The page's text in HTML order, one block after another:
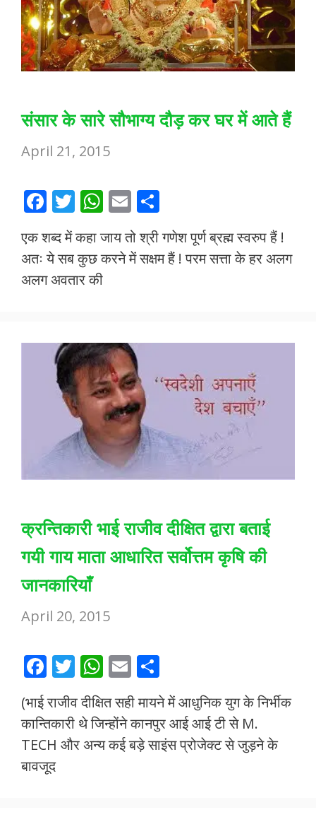
संसार के सारे सौभाग्य दौड़ कर घर में आते हैं
April 21, 2015
F
ac
e
b
o
k
T
itt
er
W
at
s
p
E
m
ai
l
h
ar
e
एक शब्द में कहा जाय तो श्री गणेश पूर्ण ब्रह्म स्वरुप हैं !
अतः ये सब कुछ करने में सक्षम हैं ! परम सत्ता के हर अलग
अलग अवतार की
क्रन्तिकारी भाई राजीव दीक्षित द्वारा बताई
गयी गाय माता आधारित सर्वोत्तम कृषि की
जानकारियाँ
April 20, 2015
F
ac
e
b
o
o
T
w
itt
er
W
at
s
A
E
m
ai
l
h
ar
e
(भाई राजीव दीक्षित सही मायने में आधुनिक युग के निर्भीक
कान्तिकारी थे जिन्होंने कानपुर आई आई टी से M.
TECH और अन्य कई बड़े साइंस प्रोजेक्ट से जुड़ने के
बावजूद